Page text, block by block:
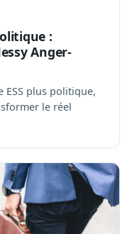
:
Anger-
ESS plus politique,
le réel